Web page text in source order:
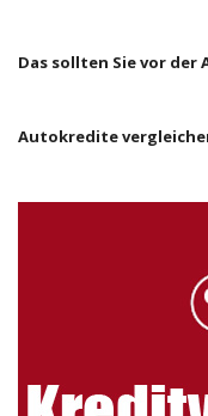
Das sollten Sie vor der
Autokredite